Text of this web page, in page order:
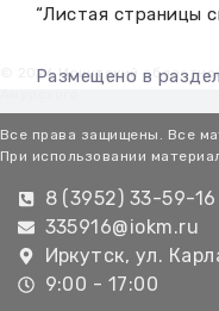
“Листая страницы
Размещено в
© 2026 Иркутский
Все права защищены. Все
При использовании
8 (3952) 33-59-16
335916@iokm.ru
Иркутск, ул.
9:00 - 17:00